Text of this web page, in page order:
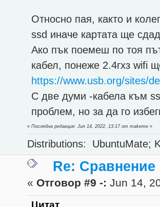
Относно пая, както и
ssd иначе картата ще
Ако пък поемеш по тоя
кабел, понеже 2.4гхз wifi
https://www.usb.org/sites/
С две думи -кабела към
проблем, но за да го
«Последна редакция: Jun 14, 2022, 13:17 от makeme »
Distributions: UbuntuMate;
Re:
« Отговор #9 -: Jun 14,
Цитат